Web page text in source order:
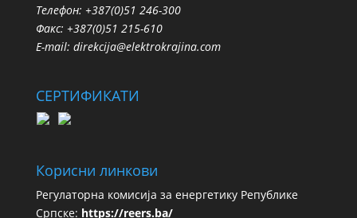
Телефон: +387(0)51 246-300
Факс: +387(0)51 215-610
E-mail: direkcija@elektrokrajina.com
СЕРТИФИКАТИ
Корисни линкови
Регулаторна комисија за енергетику Републике
Српске: https://reers.ba/